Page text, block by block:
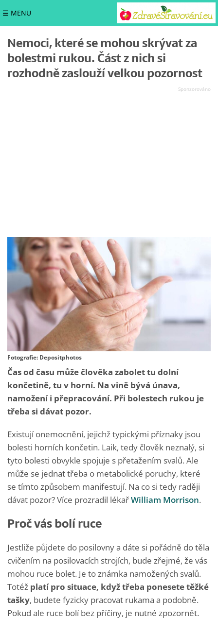
☰ MENU
Nemoci, které se mohou skrývat za
bolestmi rukou. Část z nich si
rozhodně zaslouží velkou pozornost
Fotografie: Depositphotos
Čas od času může člověka zabolet tu dolní
končetině, tu v horní. Na vině bývá únava,
namožení i přepracování. Při bolestech rukou je
třeba si dávat pozor.
Existují onemocnění, jejichž typickými příznaky jsou
bolesti horních končetin. Laik, tedy člověk neznalý, si
tyto bolesti obvykle spojuje s přetažením svalů. Ale
může se jednat třeba o metabolické poruchy, které
se tímto způsobem manifestují. Na co si tedy raději
dávat pozor? Více prozradil lékařWilliam Morrison.
Proč vás bolí ruce
Jestliže půjdete do posilovny a dáte si pořádně do těla
cvičením na posilovacích strojích, bude zřejmé, že vás
mohou ruce bolet. Je to známka namožených svalů.
Totéž platí pro situace, když třeba ponesete těžké
tašky, budete fyzicky pracovat rukama a podobně.
Pokud ale ruce bolí bez příčiny, je nutné zpozornět.